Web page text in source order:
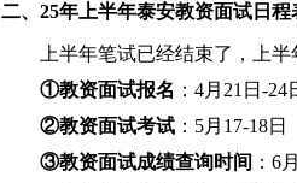
二、25年上半年泰安教资面试日程
上半年笔试已经结束了，上
①教资面试报名 ：4月21日-24
②教资面试考试 ：5月17-18日
③教资面试成绩查询时间 ：6